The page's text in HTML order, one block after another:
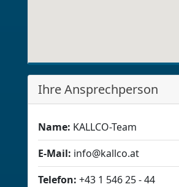
Ihre Ansprechperson
Name: KALLCO-Team
E-Mail: info@kallco.at
Telefon: +43 1 546 25 - 44